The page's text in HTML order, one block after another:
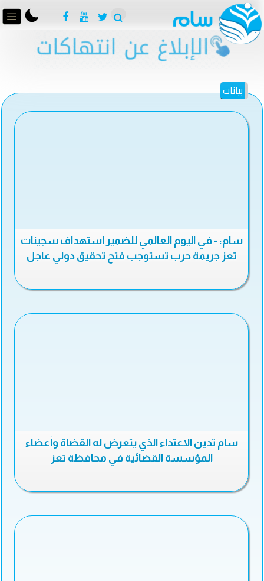
بيانات
سام: - في اليوم العالمي للضمير استهداف سجينات
تعز جريمة حرب تستوجب فتح تحقيق دولي عاجل
سام تدين الاعتداء الذي يتعرض له القضاة وأعضاء
المؤسسة القضائية في محافظة تعز